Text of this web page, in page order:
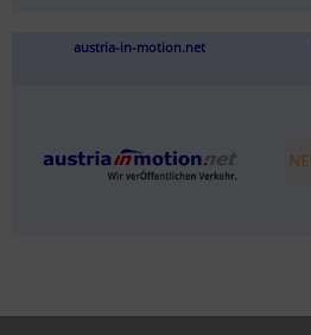
austria-in-motion.net